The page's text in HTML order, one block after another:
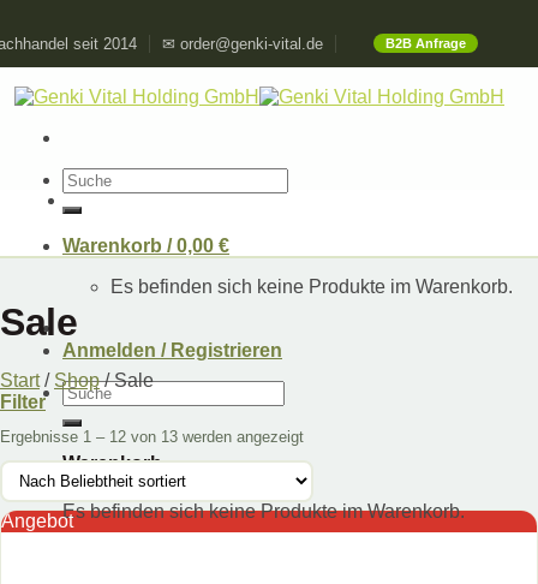
to
content
seit 2014 ✉ order@genki-vital.de B2B Anfrage
Suchen
nach:
Warenkorb /0,00 €
Es befinden sich keine Produkte im Warenkorb.
Anmelden / Registrieren
Suchen
nach:
Warenkorb
Es befinden sich keine Produkte im Warenkorb.
Sale
Start / Shop /Sale
Filter
Ergebnisse 1 – 12 von 13 werden angezeigt
Angebot